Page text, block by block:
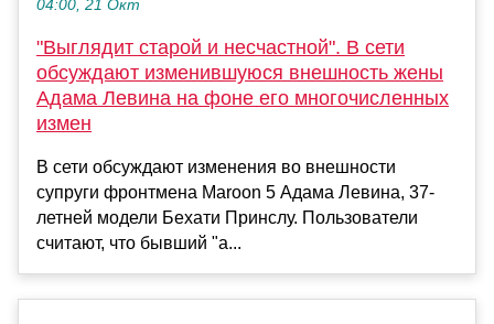
04:00, 21 Окт
"Выглядит старой и несчастной". В сети
обсуждают изменившуюся внешность жены
Адама Левина на фоне его многочисленных
измен
В сети обсуждают изменения во внешности
супруги фронтмена Maroon 5 Адама Левина, 37-
летней модели Бехати Принслу. Пользователи
считают, что бывший "а...